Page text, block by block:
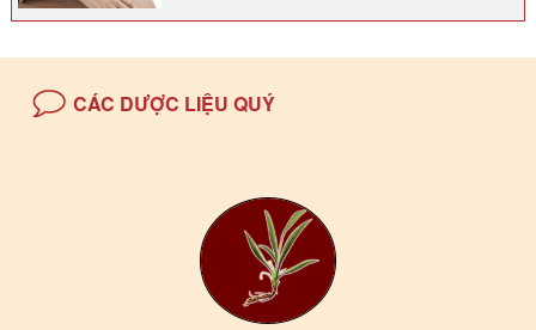
CÁC DƯỢC LIỆU QUÝ